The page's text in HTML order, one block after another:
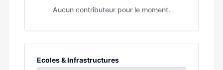
Aucun contributeur pour le moment.
Ecoles & Infrastructures